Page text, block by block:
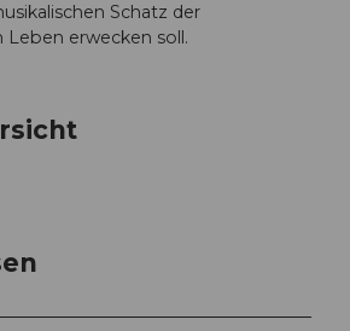
Schatz der
Leben erwecken soll.